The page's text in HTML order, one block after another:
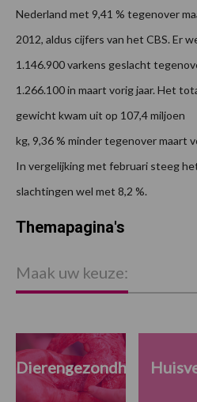
Nederland met 9,41 % tegenover
2012, aldus cijfers van het CBS. Er
1.146.900 varkens geslacht
1.266.100 in maart vorig jaar. Het
gewicht kwam uit op 107,4 miljoen
kg, 9,36 % minder tegenover maart
In vergelijking met februari steeg
slachtingen wel met 8,2 %.
Themapagina's
Maak uw keuze:
Dierengezondheid